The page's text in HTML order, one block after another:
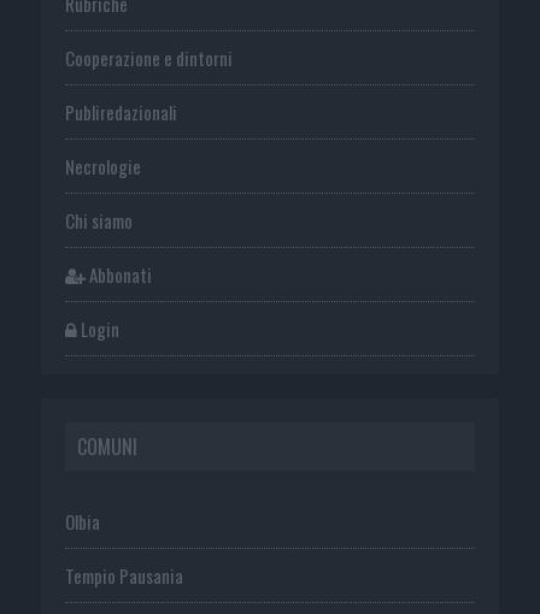
Cooperazione e dintorni
Publiredazionali
Necrologie
Chi siamo
Abbonati
Login
COMUNI
Olbia
Tempio Pausania